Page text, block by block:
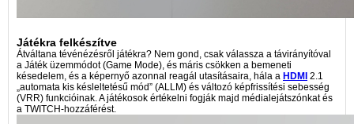
Játékra felkészítve
Átváltana tévénézésről játékra? Nem gond, csak válassza a távirányítóval
a Játék üzemmódot (Game Mode), és máris csökken a bemeneti
késedelem, és a képernyő azonnal reagál utasításaira, hála a HDMI 2.1
„automata kis késleltetésű mód” (ALLM) és változó képfrissítési sebesség
(VRR) funkcióinak. A játékosok értékelni fogják majd médialejátszónkat és
a TWITCH-hozzáférést.